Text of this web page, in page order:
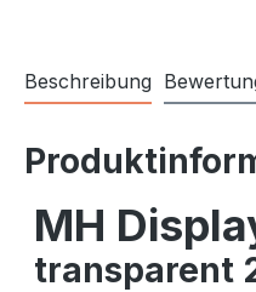
Beschreibung
MH
transparent